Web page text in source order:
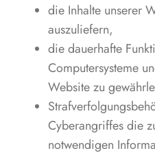
die Inhalte unserer
auszuliefern,
die dauerhafte
Computersysteme
Website zu
Cyberangriffes die
notwendigen